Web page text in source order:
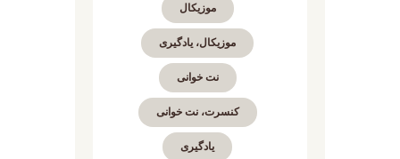
موزیکال
موزیکال، یادگیری
نت خوانی
کنسرت، نت خوانی
یادگیری